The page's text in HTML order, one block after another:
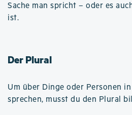
Sache man spricht – oder es
ist.
Der Plural
Um über Dinge oder Personen
sprechen, musst du den Plural